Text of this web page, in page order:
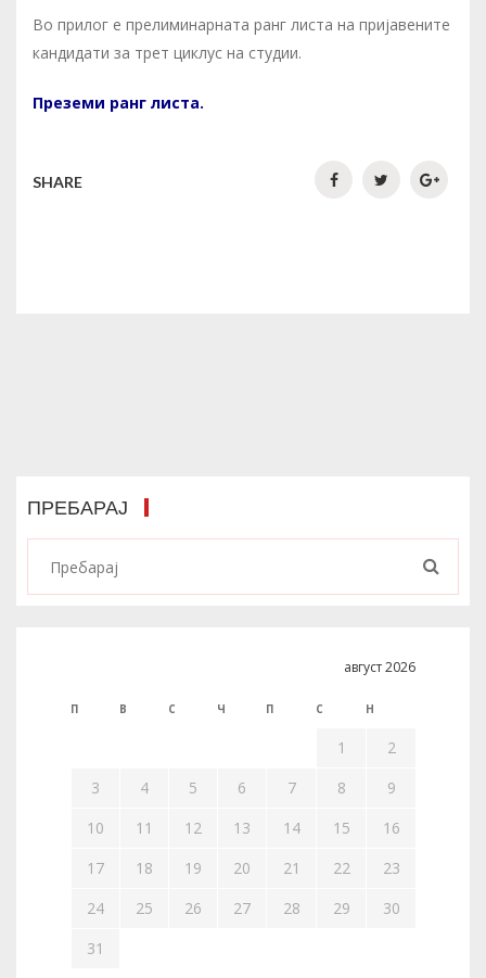
Во прилог е прелиминарната ранг листа на пријавените
кандидати за трет циклус на студии.
Преземи ранг листа.
SHARE
ПРЕБАРАЈ
август 2026
П В С Ч П С Н
1
2
3
4 5 6 7 8
9
10
11 12 13 14 15
16
17
18 19 20 21 22
23
24
25 26 27 28 29
30
31